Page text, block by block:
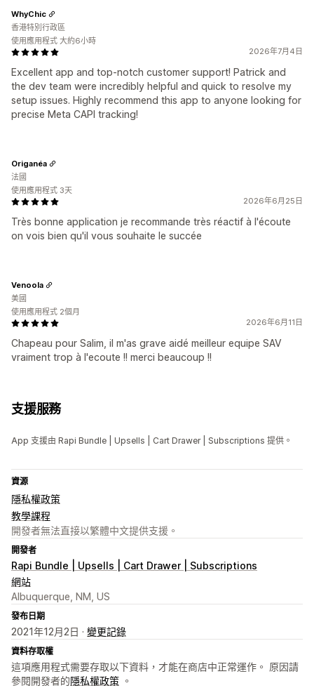
2026年7月4日
Excellent app and top-notch customer support! Patrick and
the dev team were incredibly helpful and quick to resolve my
setup issues. Highly recommend this app to anyone looking for
precise Meta CAPI tracking!
WhyChic
香港特別行政區
使用應用程式 大約6小時
2026年6月25日
Très bonne application je recommande très réactif à l'écoute
on vois bien qu'il vous souhaite le succée
Origanéa
法國
使用應用程式 3天
2026年6月11日
Chapeau pour Salim, il m'as grave aidé meilleur equipe SAV
vraiment trop à l'ecoute !! merci beaucoup !!
Venoola
美國
使用應用程式 2個月
支援服務
App 支援由 Rapi Bundle | Upsells | Cart Drawer | Subscriptions 提供。
資源
隱私權政策
教學課程
開發者無法直接以繁體中文提供支援。
開發者
Rapi Bundle | Upsells | Cart Drawer | Subscriptions
網站
Albuquerque, NM, US
發布日期
2021年12月2日 · 變更記錄
資料存取權
這項應用程式需要存取以下資料，才能在商店中正常運作。 原因請
參閱開發者的隱私權政策 。